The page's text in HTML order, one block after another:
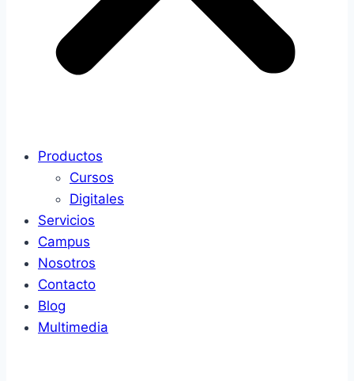
Productos
Cursos
Digitales
Servicios
Campus
Nosotros
Contacto
Blog
Multimedia